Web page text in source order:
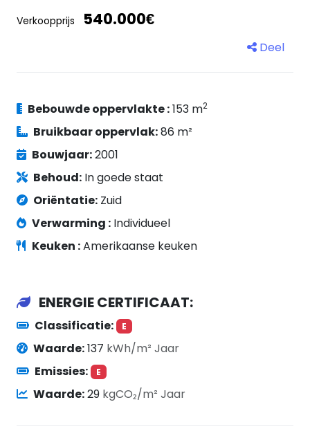
Verkoopprijs 540.000€
Deel
Bebouwde oppervlakte :153 m2
Bruikbaar oppervlak:86 m²
Bouwjaar:2001
Behoud: In goede staat
Oriëntatie: Zuid
Verwarming : Individueel
Keuken :Amerikaanse keuken
ENERGIE CERTIFICAAT:
Classificatie: E
Waarde:137 kWh/m² Jaar
Emissies:
E
Waarde:29 kgCO₂/m² Jaar